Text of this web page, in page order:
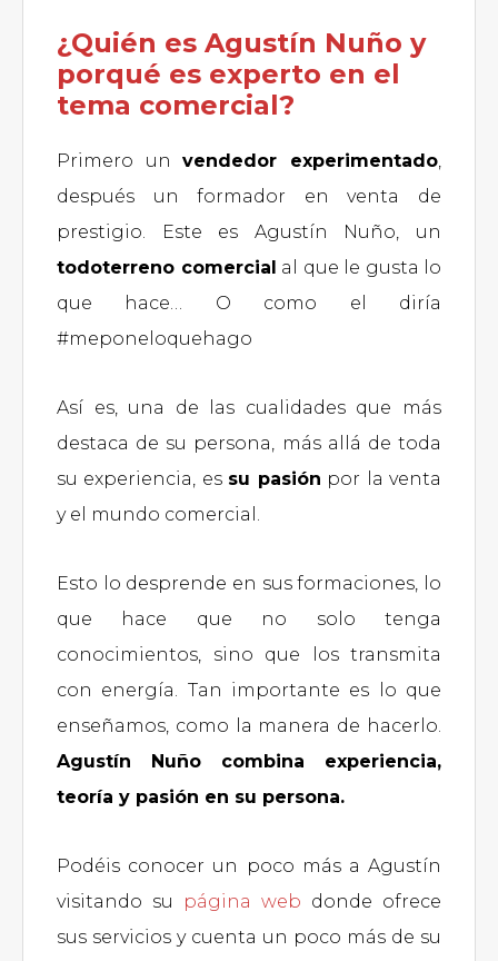
¿Quién es Agustín Nuño y
porqué es experto en el
tema comercial?
Primero unvendedor experimentado,
después un formador en venta de
prestigio. Este es Agustín Nuño, un
todoterreno comercial al que le gusta lo
que hace… O como el diría
#meponeloquehago
Así es, una de las cualidades que más
destaca de su persona, más allá de toda
su experiencia, es su pasión por la venta
y el mundo comercial.
Esto lo desprende en sus formaciones, lo
que hace que no solo tenga
conocimientos, sino que los transmita
con energía. Tan importante es lo que
enseñamos, como la manera de hacerlo.
Agustín Nuño combina experiencia,
teoría y pasión en su persona.
Podéis conocer un poco más a Agustín
visitando su
página web donde ofrece
sus servicios y cuenta un poco más de su